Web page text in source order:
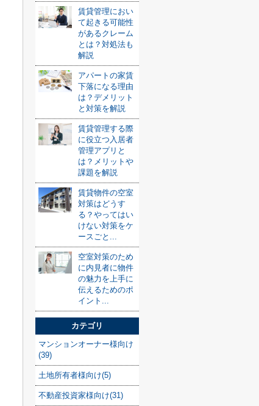
賃貸管理におい
て起きる可能性
があるクレーム
とは？対処法も
解説
アパートの家賃
下落になる理由
は？デメリット
と対策を解説
賃貸管理する際
に役立つ入居者
管理アプリと
は？メリットや
課題を解説
賃貸物件の空室
対策はどうす
る？やってはい
けない対策をケ
ースごと...
空室対策のため
に内見者に物件
の魅力を上手に
伝えるためのポ
イント...
カテゴリ
マンションオーナー様向け
(39)
土地所有者様向け(5)
不動産投資家様向け(31)